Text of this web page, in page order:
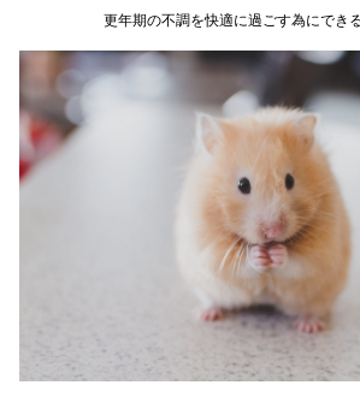
更年期の不調を快適に過ごす為にでき